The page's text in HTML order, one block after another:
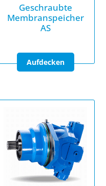
Geschraubte
Membranspeicher
AS